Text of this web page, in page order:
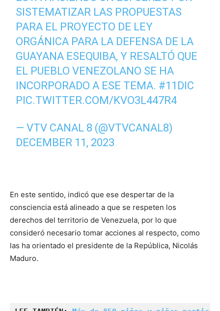
SISTEMATIZAR LAS PROPUESTAS
PARA EL PROYECTO DE LEY
ORGÁNICA PARA LA DEFENSA DE LA
GUAYANA ESEQUIBA, Y RESALTÓ QUE
EL PUEBLO VENEZOLANO SE HA
INCORPORADO A ESE TEMA. #11DIC
PIC.TWITTER.COM/KVO3L447R4
— VTV CANAL 8 (@VTVCANAL8)
DECEMBER 11, 2023
En este sentido, indicó que ese despertar de la
consciencia está alineado a que se respeten los
derechos del territorio de Venezuela, por lo que
consideró necesario tomar acciones al respecto, como
las ha orientado el presidente de la República, Nicolás
Maduro.